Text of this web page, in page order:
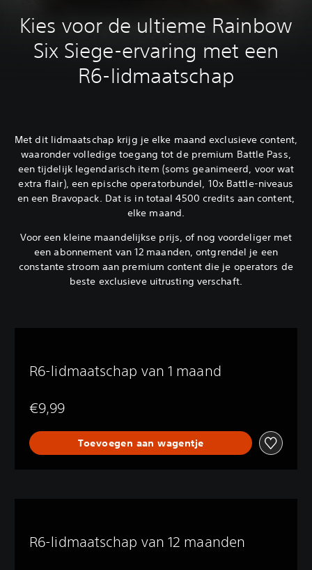
Kies voor de ultieme Rainbow
Six Siege-ervaring met een
R6-lidmaatschap
Met dit lidmaatschap krijg je elke maand exclusieve content,
waaronder volledige toegang tot de premium Battle Pass,
een tijdelijk legendarisch item (soms geanimeerd, voor wat
extra flair), een epische operatorbundel, 10x Battle-niveaus
en een Bravopack. Dat is in totaal 4500 credits aan content,
elke maand.
Voor een kleine maandelijkse prijs, of nog voordeliger met
een abonnement van 12 maanden, ontgrendel je een
constante stroom aan premium content die je operators de
beste exclusieve uitrusting verschaft.
R6-lidmaatschap van 1 maand
€9,99
Toevoegen aan wagentje
R6-lidmaatschap van 12 maanden